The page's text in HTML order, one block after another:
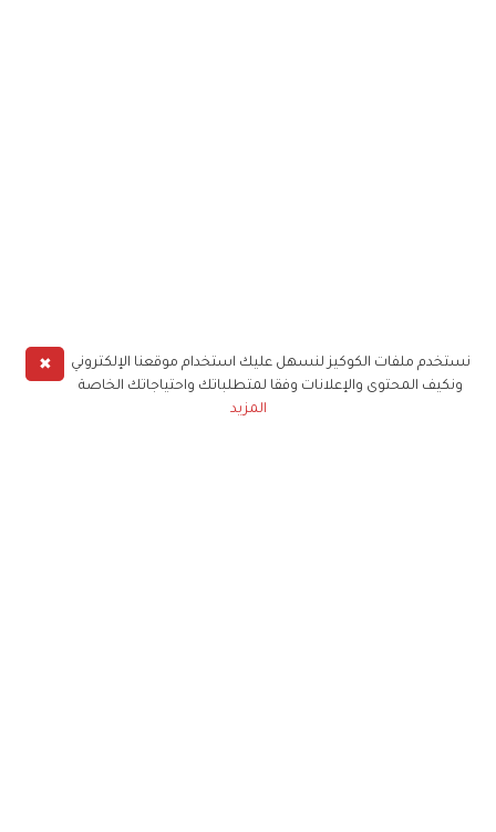
✖
نستخدم ملفات الكوكيز لنسهل عليك استخدام موقعنا الإلكتروني
ونكيف المحتوى والإعلانات وفقا لمتطلباتك واحتياجاتك الخاصة
المزيد